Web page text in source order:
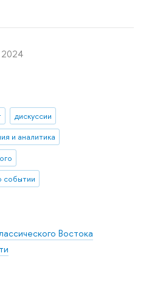
дискуссии
и аналитика
событии
Востока